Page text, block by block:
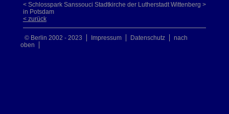
Stadtkirche der Lutherstadt Wittenberg >
< Schlosspark Sanssouci
in Potsdam
< zurück
© Berlin 2002 - 2023 Impressum Datenschutz
nach
oben